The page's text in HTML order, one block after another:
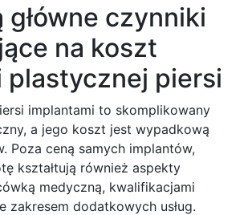
główne czynniki
na koszt
plastycznej piersi
implantami to skomplikowany
a jego koszt jest wypadkową
Poza ceną samych implantów,
kształtują również aspekty
medyczną, kwalifikacjami
zakresem dodatkowych usług.